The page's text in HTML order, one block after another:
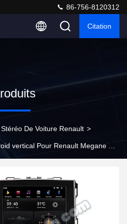
86-756-8120312
Citation
Stéréo De Voiture Renault >
vertical Pour Renault Megane 4